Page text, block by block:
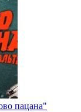
пацана"